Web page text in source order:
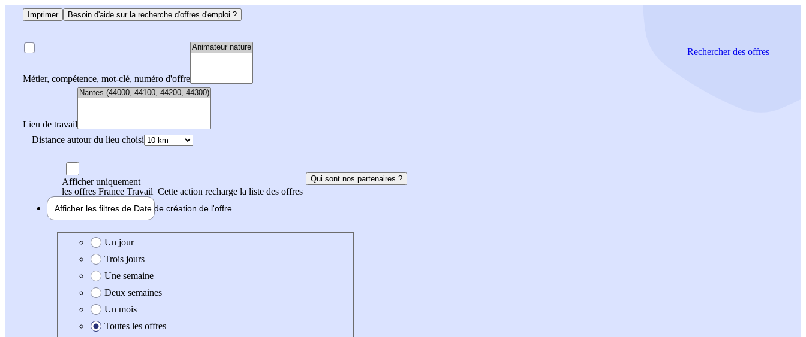
Imprimer Besoin d'aide sur la recherche d'offres d'emploi ?
Métier, compétence, mot-clé, numéro d'offre
Lieu de travail
Distance autour du lieu choisi
Rechercherdes offres
Afficher uniquement
les offres France Travail Cette action recharge la liste des offres
Qui sont nos partenaires ?
Afficher les filtres de Date de création de l'offre
Date de création de l'offre
Un jour
Trois jours
Une semaine
Deux semaines
Un mois
Toutes les offres